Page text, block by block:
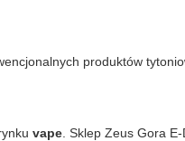
produktów
vape . Sklep Zeus Gora